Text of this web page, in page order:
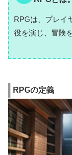
RPGは、プレイ
役を演じ、冒険
RPGの定義